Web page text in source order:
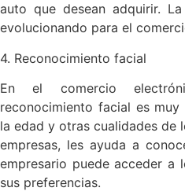
auto que desean adquirir. La
evolucionando para el
4. Reconocimiento facial
En el comercio
reconocimiento facial es
la edad y otras cualidades de
empresas, les ayuda a
empresario puede acceder a
sus preferencias.